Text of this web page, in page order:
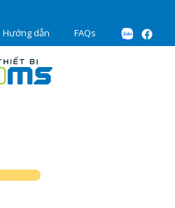
Hướng dẫn FAQs